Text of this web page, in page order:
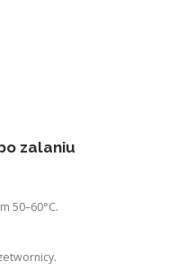
zalaniu
50–60°C.